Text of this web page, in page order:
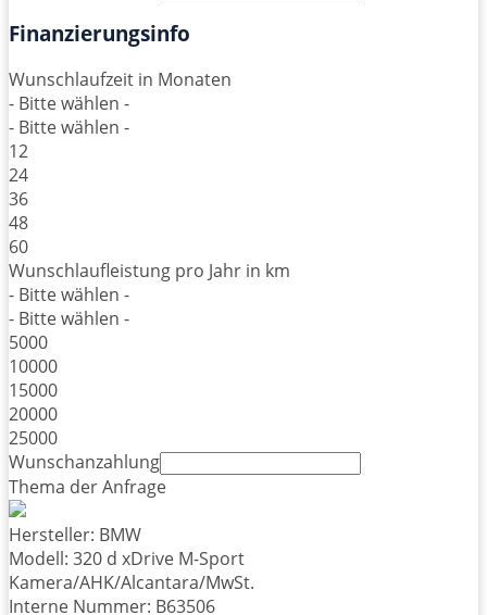
Finanzierungsinfo
Wunschlaufzeit in Monaten
- Bitte wählen -
- Bitte wählen -
12
24
36
48
60
Wunschlaufleistung pro Jahr in km
- Bitte wählen -
- Bitte wählen -
5000
10000
15000
20000
25000
Wunschanzahlung
Thema der Anfrage
Hersteller: BMW
Modell: 320 d xDrive M-Sport
Kamera/AHK/Alcantara/MwSt.
Interne Nummer: B63506